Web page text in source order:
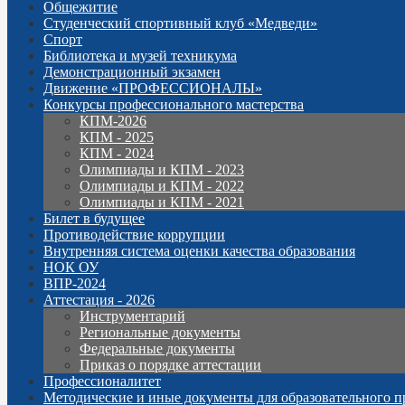
Общежитие
Студенческий спортивный клуб «Медведи»
Спорт
Библиотека и музей техникума
Демонстрационный экзамен
Движение «ПРОФЕССИОНАЛЫ»
Конкурсы профессионального мастерства
КПМ-2026
КПМ - 2025
КПМ - 2024
Олимпиады и КПМ - 2023
Олимпиады и КПМ - 2022
Олимпиады и КПМ - 2021
Билет в будущее
Противодействие коррупции
Внутренняя система оценки качества образования
НОК ОУ
ВПР-2024
Аттестация - 2026
Инструментарий
Региональные документы
Федеральные документы
Приказ о порядке аттестации
Профессионалитет
Методические и иные документы для образовательного